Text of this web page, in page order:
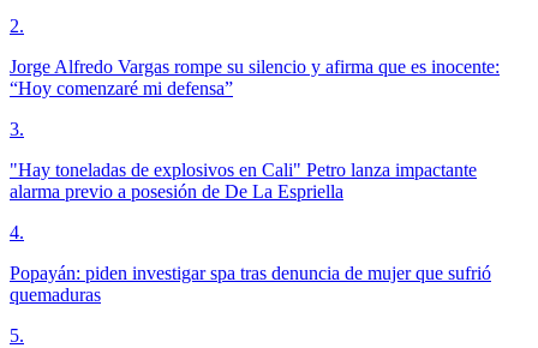
2.
Jorge Alfredo Vargas rompe su silencio y afirma que es inocente:
“Hoy comenzaré mi defensa”
3.
"Hay toneladas de explosivos en Cali" Petro lanza impactante
alarma previo a posesión de De La Espriella
4.
Popayán: piden investigar spa tras denuncia de mujer que sufrió
quemaduras
5.